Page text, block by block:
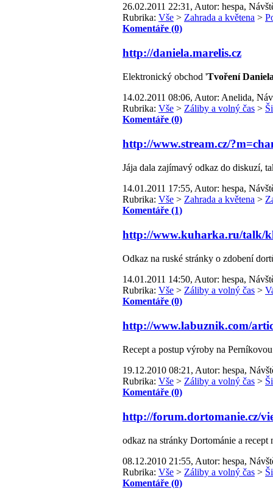
26.02.2011 22:31, Autor: hespa,
Rubrika: Vše > Zahrada a květena >
Komentáře (0)
http://daniela.marelis.cz
Elektronický obchod 'Tvoření
14.02.2011 08:06, Autor: Anelida,
Rubrika: Vše > Záliby a volný čas >
Komentáře (0)
http://www.stream.cz/
Jája dala zajímavý odkaz do diskuzí,
14.01.2011 17:55, Autor: hespa,
Rubrika: Vše > Zahrada a květena >
Komentáře (1)
http://www.kuharka.ru/talk/
Odkaz na ruské stránky o zdobení
14.01.2011 14:50, Autor: hespa,
Rubrika: Vše > Záliby a volný čas >
Komentáře (0)
http://www.labuznik.com/
Recept a postup výroby na
19.12.2010 08:21, Autor: hespa,
Rubrika: Vše > Záliby a volný čas >
Komentáře (0)
http://forum.dortomanie.cz/
odkaz na stránky Dortománie a recept
08.12.2010 21:55, Autor: hespa,
Rubrika: Vše > Záliby a volný čas >
Komentáře (0)